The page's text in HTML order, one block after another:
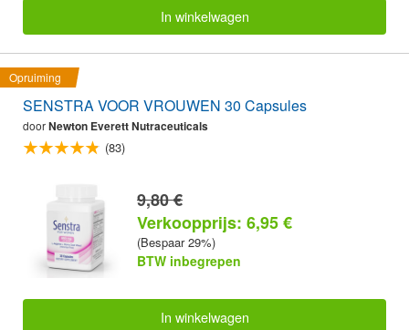
In winkelwagen
Opruiming
SENSTRA VOOR VROUWEN 30 Capsules
doorNewton Everett Nutraceuticals
(83)
9,80 €
Verkoopprijs: 6,95 €
(Bespaar 29%)
BTW inbegrepen
In winkelwagen